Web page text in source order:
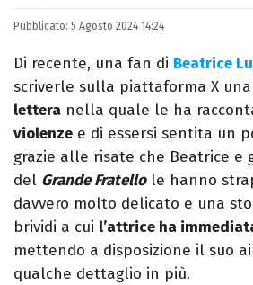
LINKEDIN
INSTAGRAM
Scrittrice, copywriter,
mantovana, laureata in
Tv. Ha due libri
alla follia.
Pubblicato: 5 Agosto 2024 14:24
Di recente, una fan di Beatrice
scriverle sulla piattaforma X una
lettera nella quale le ha
violenze e di essersi sentita un
grazie alle risate che Beatrice
del Grande Fratellole hanno
davvero molto delicato e una
brividi a cui l’attrice ha
mettendo a disposizione il suo
qualche dettaglio in più.